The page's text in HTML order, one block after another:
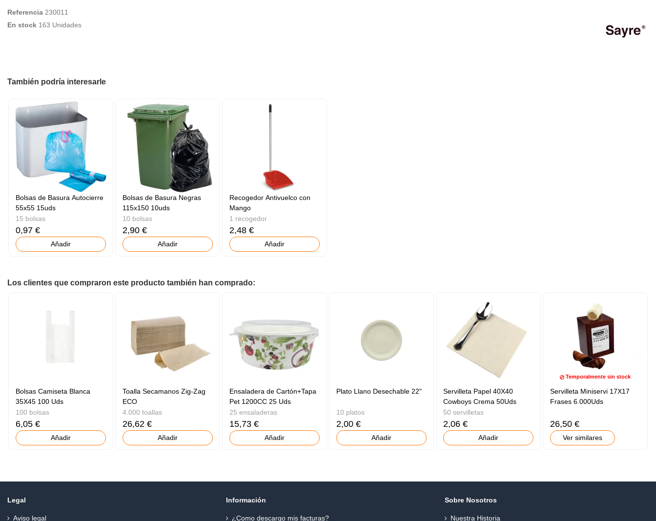
Referencia 230011
En stock 163 Unidades
También podría interesarle
Bolsas de Basura Autocierre
55x55 15uds
15 bolsas
0,97 €
Añadir
Bolsas de Basura Negras
115x150 10uds
10 bolsas
2,90 €
Añadir
Recogedor Antivuelco con
Mango
1 recogedor
2,48 €
Añadir
Los clientes que compraron este producto también han comprado:
Bolsas Camiseta Blanca
35X45 100 Uds
100 bolsas
6,05 €
Añadir
Toalla Secamanos Zig-Zag
ECO
4.000 toallas
26,62 €
Añadir
Ensaladera de Cartón+Tapa
Pet 1200CC 25 Uds
25 ensaladeras
15,73 €
Añadir
Plato Llano Desechable 22"
10 platos
2,00 €
Añadir
Servilleta Papel 40X40
Cowboys Crema 50Uds
50 servilletas
2,06 €
Añadir
Temporalmente sin stock
Servilleta Miniservi 17X17
Frases 6.000Uds
26,50 €
Ver similares
Legal
Aviso legal
Información
¿Como descargo mis facturas?
Sobre Nosotros
Nuestra Historia